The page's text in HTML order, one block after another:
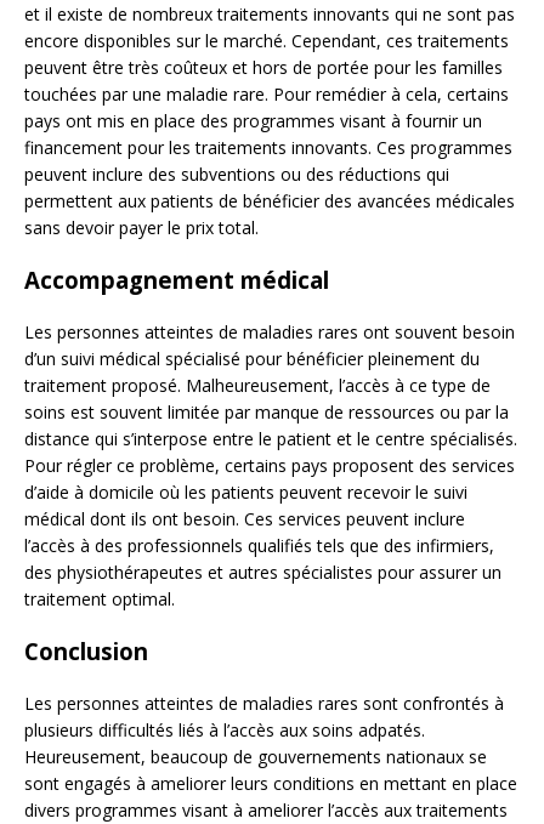
et il existe de nombreux traitements innovants qui ne sont pas
encore disponibles sur le marché. Cependant, ces traitements
peuvent être très coûteux et hors de portée pour les familles
touchées par une maladie rare. Pour remédier à cela, certains
pays ont mis en place des programmes visant à fournir un
financement pour les traitements innovants. Ces programmes
peuvent inclure des subventions ou des réductions qui
permettent aux patients de bénéficier des avancées médicales
sans devoir payer le prix total.
Accompagnement médical
Les personnes atteintes de maladies rares ont souvent besoin
d’un suivi médical spécialisé pour bénéficier pleinement du
traitement proposé. Malheureusement, l’accès à ce type de
soins est souvent limitée par manque de ressources ou par la
distance qui s’interpose entre le patient et le centre spécialisés.
Pour régler ce problème, certains pays proposent des services
d’aide à domicile où les patients peuvent recevoir le suivi
médical dont ils ont besoin. Ces services peuvent inclure
l’accès à des professionnels qualifiés tels que des infirmiers,
des physiothérapeutes et autres spécialistes pour assurer un
traitement optimal.
Conclusion
Les personnes atteintes de maladies rares sont confrontés à
plusieurs difficultés liés à l’accès aux soins adpatés.
Heureusement, beaucoup de gouvernements nationaux se
sont engagés à ameliorer leurs conditions en mettant en place
divers programmes visant à ameliorer l’accès aux traitements